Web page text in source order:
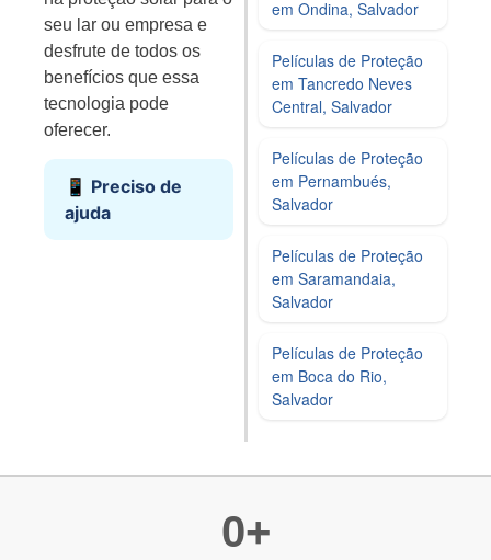
seu lar ou empresa e
desfrute de todos os
benefícios que essa
tecnologia pode
oferecer.
📱 Preciso de
ajuda
em Ondina, Salvador
Películas de Proteção
em Tancredo Neves
Central, Salvador
Películas de Proteção
em Pernambués,
Salvador
Películas de Proteção
em Saramandaia,
Salvador
Películas de Proteção
em Boca do Rio,
Salvador
0+